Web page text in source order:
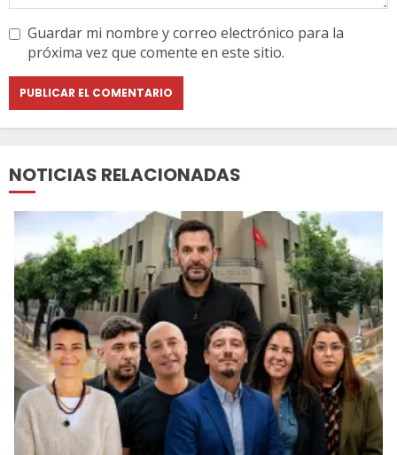
Guardar mi nombre y correo electrónico para la
próxima vez que comente en este sitio.
NOTICIAS RELACIONADAS